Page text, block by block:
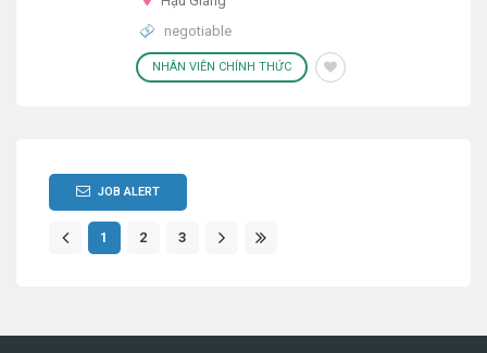
negotiable
NHÂN VIÊN CHÍNH THỨC
JOB ALERT
1 2 3